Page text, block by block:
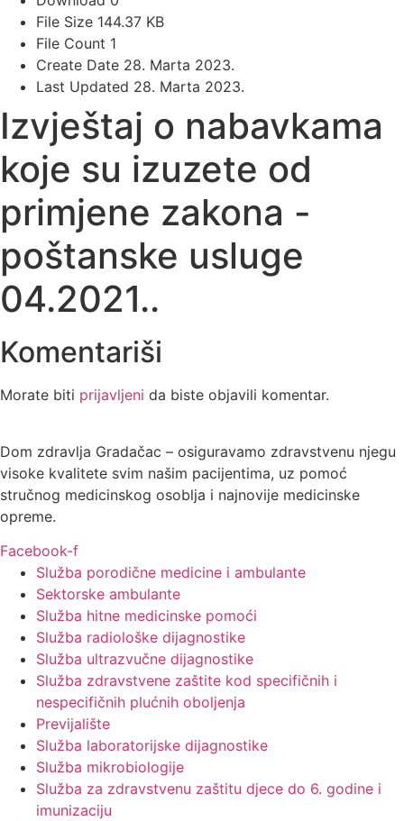
File Size 144.37 KB
File Count 1
Create Date 28. Marta 2023.
Last Updated 28. Marta 2023.
Izvještaj o nabavkama
koje su izuzete od
primjene zakona -
poštanske usluge
04.2021..
Komentariši
Morate biti prijavljeni da biste objavili komentar.
Dom zdravlja Gradačac – osiguravamo zdravstvenu njegu
visoke kvalitete svim našim pacijentima, uz pomoć
stručnog medicinskog osoblja i najnovije medicinske
opreme.
Facebook-f
Služba porodične medicine i ambulante
Sektorske ambulante
Služba hitne medicinske pomoći
Služba radiološke dijagnostike
Služba ultrazvučne dijagnostike
Služba zdravstvene zaštite kod specifičnih i
nespecifičnih plućnih oboljenja
Previjalište
Služba laboratorijske dijagnostike
Služba mikrobiologije
Služba za zdravstvenu zaštitu djece do 6. godine i
imunizaciju